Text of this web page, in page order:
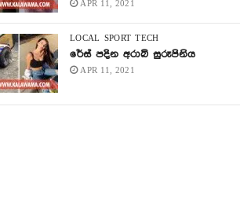
APR 11, 2021
LOCAL SPORT TECH
රේස් පදින අරාබි සුරූපිනිය
APR 11, 2021